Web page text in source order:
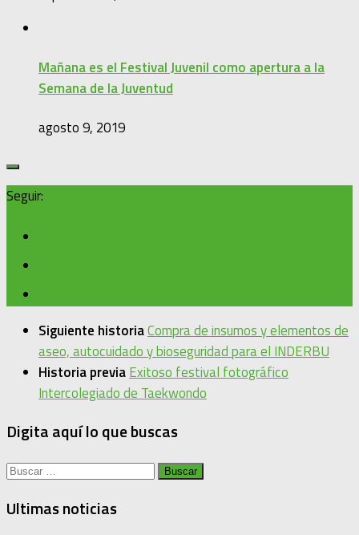
Mañana es el Festival Juvenil como apertura a la
Semana de la Juventud
agosto 9, 2019
Seguir:
Siguiente historiaCompra de insumos y elementos de
aseo, autocuidado y bioseguridad para el INDERBU
Historia previaExitoso festival fotográfico
Intercolegiado de Taekwondo
Digita aquí lo que buscas
Buscar:
Ultimas noticias